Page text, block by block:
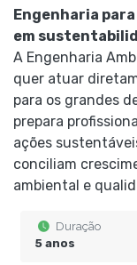
Engenharia
em
A Engenharia
quer atuar
para os grandes
prepara
ações
conciliam
ambiental e
Duração
5 anos